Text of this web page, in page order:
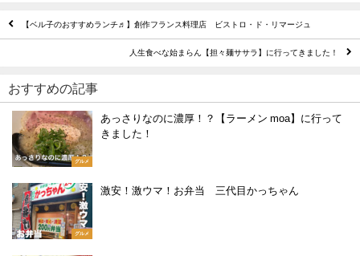
【ベル子のおすすめランチ♬】創作フランス料理店 ビストロ・ド・リマージュ
人生食べな始まらん【担々麺ササラ】に行ってきました！
おすすめの記事
グルメ
あっさりなのに濃厚！？【ラーメン moa】に行って
きました！
グルメ
激安！激ウマ！お弁当 三代目かっちゃん